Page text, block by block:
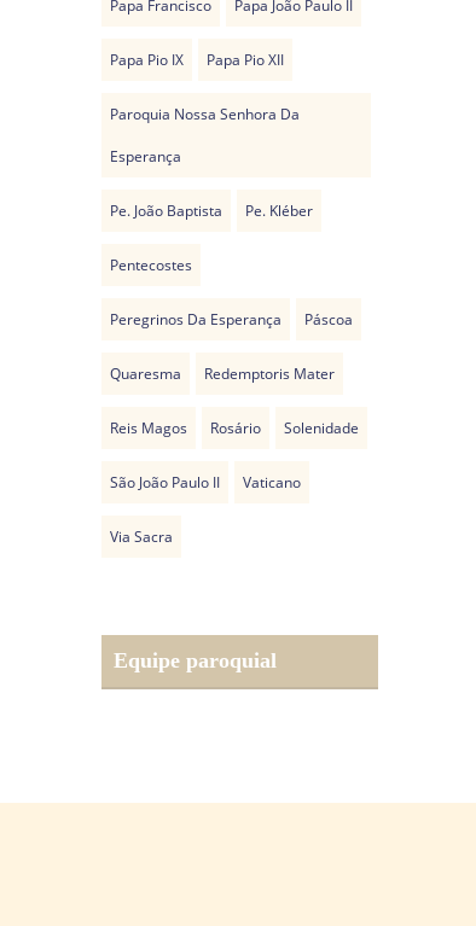
Papa Francisco Papa João Paulo II
Papa Pio IX Papa Pio XII
Paroquia Nossa Senhora Da
Esperança
Pe. João Baptista Pe. Kléber
Pentecostes
Peregrinos Da Esperança Páscoa
Quaresma Redemptoris Mater
Reis Magos Rosário Solenidade
São João Paulo II Vaticano
Via Sacra
Equipe paroquial